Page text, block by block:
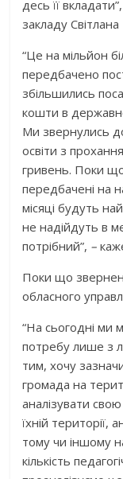
десь її вкладати”,
закладу
“Це на мільйон
передбачено
збільшились
кошти в
Ми звернулись до
освіти з
гривень. Поки
передбачені на
місяці будуть
не надійдуть в
потрібний”, –
Поки що
обласного
“На сьогодні ми
потребу лише з
тим, хочу
громада на
аналізувати
їхній території,
тому чи іншому
кількість